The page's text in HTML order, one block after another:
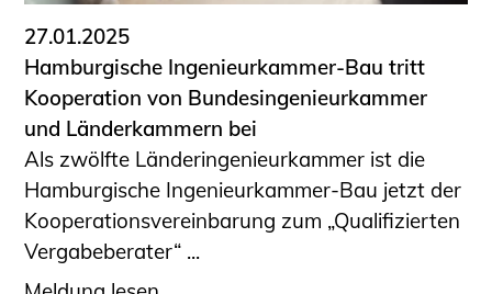
27.01.2025
Hamburgische Ingenieurkammer-Bau tritt
Kooperation von Bundesingenieurkammer
und Länderkammern bei
Als zwölfte Länderingenieurkammer ist die
Hamburgische Ingenieurkammer-Bau jetzt der
Kooperationsvereinbarung zum „Qualifizierten
Vergabeberater“ ...